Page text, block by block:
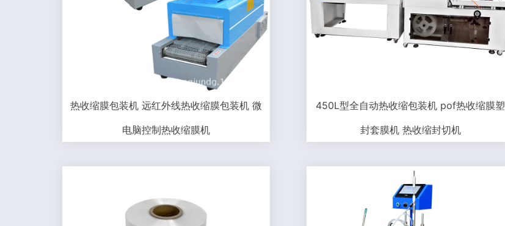
热收缩膜包装机 远红外线热收缩膜包装机 微
电脑控制热收缩膜机
450L型全自动热收缩包装机 pof热收缩膜塑
封套膜机 热收缩封切机